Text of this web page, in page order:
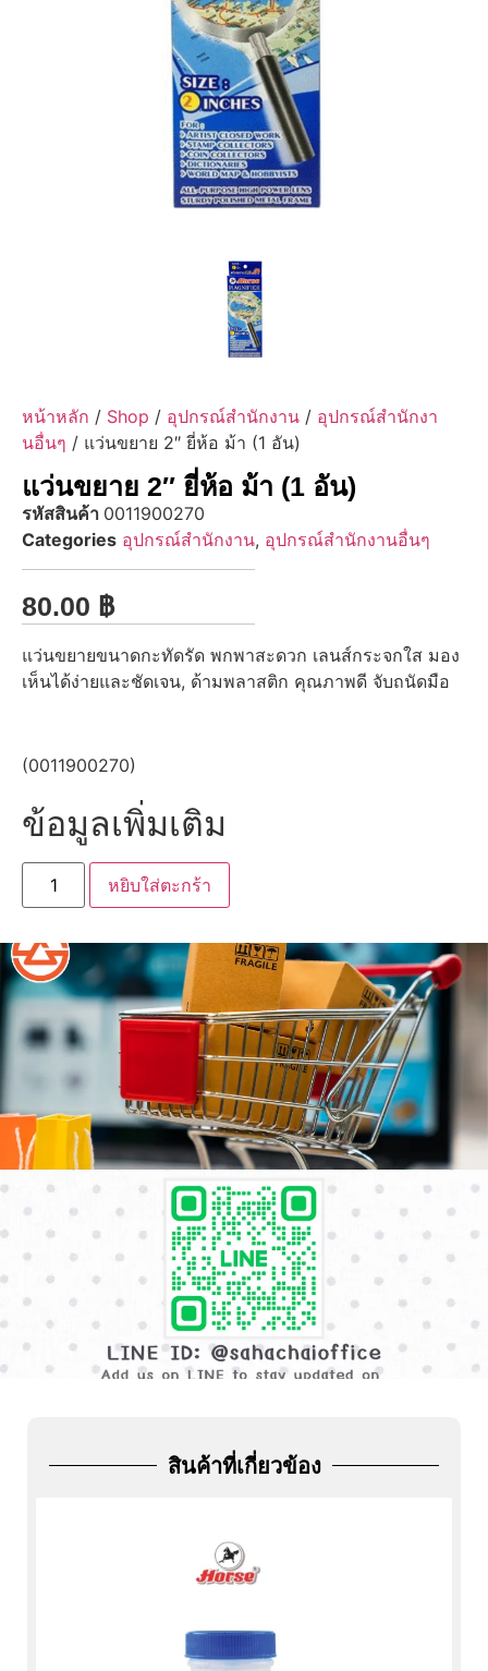
หน้าหลัก / Shop / อุปกรณ์สำนักงาน / อุปกรณ์สำนักงา
นอื่นๆ / แว่นขยาย 2″ ยี่ห้อ ม้า (1 อัน)
แว่นขยาย 2″ ยี่ห้อ ม้า (1 อัน)
รหัสสินค้า 0011900270
Categories อุปกรณ์สำนักงาน, อุปกรณ์สำนักงานอื่นๆ
80.00 ฿
แว่นขยายขนาดกะทัดรัด พกพาสะดวก เลนส์กระจกใส มอง
เห็นได้ง่ายและชัดเจน, ด้ามพลาสติก คุณภาพดี จับถนัดมือ
(0011900270)
ข้อมูลเพิ่มเติม
หยิบใส่ตะกร้า
สินค้าที่เกี่ยวข้อง